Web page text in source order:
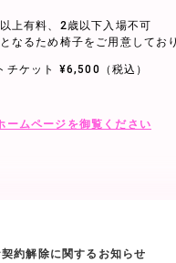
上有料、2歳以下入場不可
なるため椅子をご用意してお
チケット ¥6,500（税込）
ームページを御覧ください
約解除に関するお知らせ